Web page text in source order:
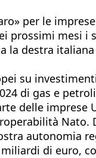
per le
mesi i
destra
su
di gas e
delle
autonomia
di euro,